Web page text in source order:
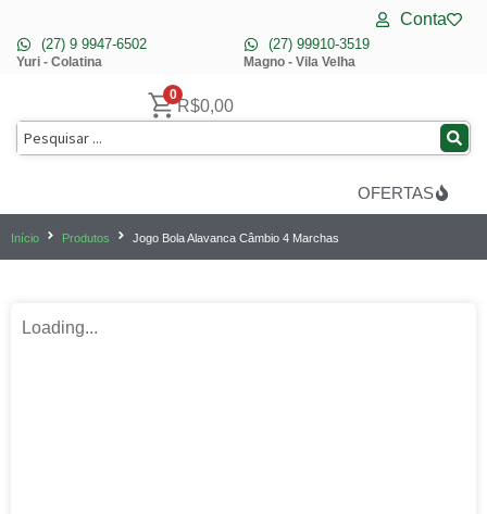
(27) 9 9947-6502
Yuri - Colatina
(27) 99910-3519
Magno - Vila Velha
Conta
0
R$0,00
OFERTAS
Início Produtos Jogo Bola Alavanca Câmbio 4 Marchas
Loading...